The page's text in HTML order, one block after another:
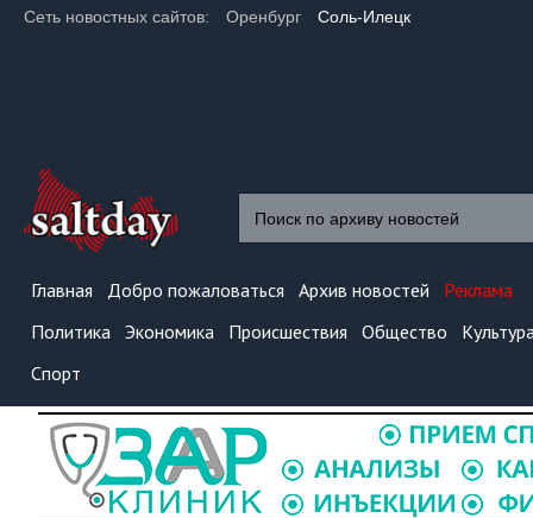
Сеть новостных сайтов: Оренбург Соль-Илецк
Главная Добро пожаловаться Архив новостей
Реклама
Политика Экономика Происшествия Общество
Спорт